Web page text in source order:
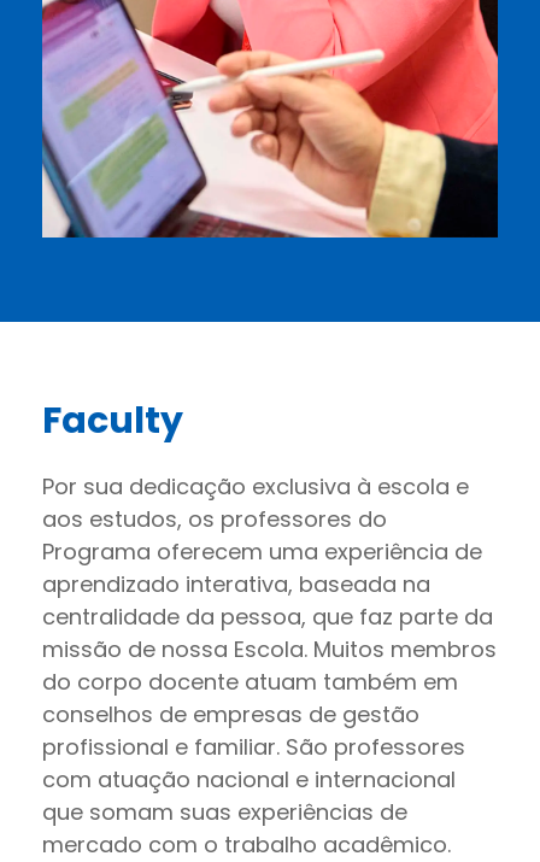
Faculty
Por sua dedicação exclusiva à escola e
aos estudos, os professores do
Programa oferecem uma experiência de
aprendizado interativa, baseada na
centralidade da pessoa, que faz parte da
missão de nossa Escola. Muitos membros
do corpo docente atuam também em
conselhos de empresas de gestão
profissional e familiar. São professores
com atuação nacional e internacional
que somam suas experiências de
mercado com o trabalho acadêmico.